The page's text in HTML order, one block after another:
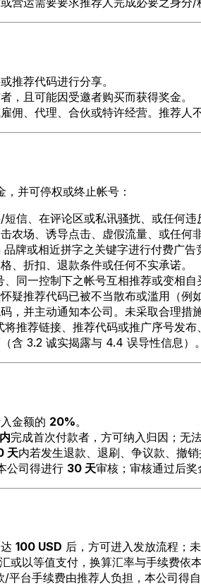
推荐代码进行分享。
，且可能因受邀者购买而获得奖金。
佣、代理、合伙或特许经营。推荐人
并可停权或终止帐号：
短信、在评论区或私讯骚扰、或任何违
农场、诱导点击、虚假流量、或任何
牌或相近拼字之关键字进行付费广
、折扣、退款条件或任何不实承诺。
、同一控制下之帐号互相推荐或变相自
怀疑推荐代码已被不当散布或滥用（
，并主动通知本公司。未采取合理措
将推荐链接、推荐代码或推广序号发
含 3.2 诚实揭露与 4.4 误导性信息
金额的 20%。
完成首次付款者，方可纳入归因；无
天内若发生退款、退刷、争议款、撤
公司得进行 30 天审核；审核通过后奖
100 USD 后，方可进入发放流程；
或以等值支付，换算汇率与手续费依
平台手续费由推荐人负担，本公司得自